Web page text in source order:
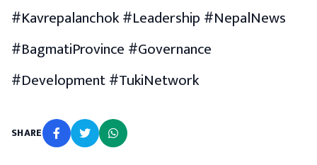
#Kavrepalanchok #Leadership #NepalNews
#BagmatiProvince #Governance
#Development #TukiNetwork
SHARE